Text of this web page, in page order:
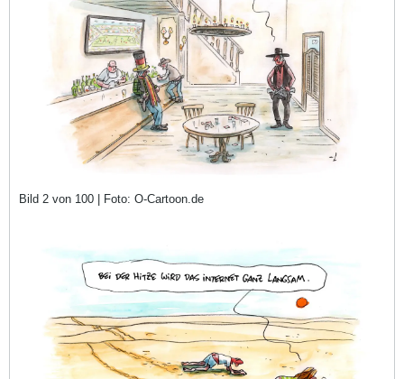
Bild 2 von 100 | Foto: O-Cartoon.de